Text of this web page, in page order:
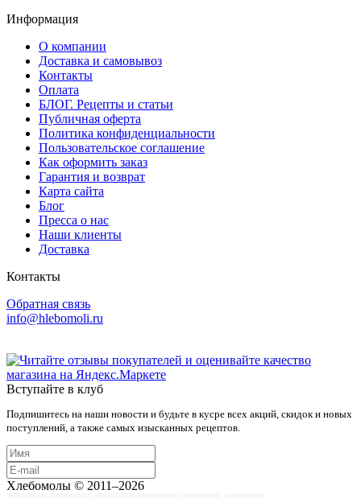
Информация
О компании
Доставка и самовывоз
Контакты
Оплата
БЛОГ. Рецепты и статьи
Публичная оферта
Политика конфиденциальности
Пользовательское соглашение
Как оформить заказ
Гарантия и возврат
Карта сайта
Блог
Пресса о нас
Наши клиенты
Доставка
Контакты
Обратная связь
info@hlebomoli.ru
Вступайте в клуб
Подпишитесь на наши новости и будьте в кусре всех акций, скидок и новых
поступлений, а также самых изысканных рецептов.
Хлебомолы © 2011–2026